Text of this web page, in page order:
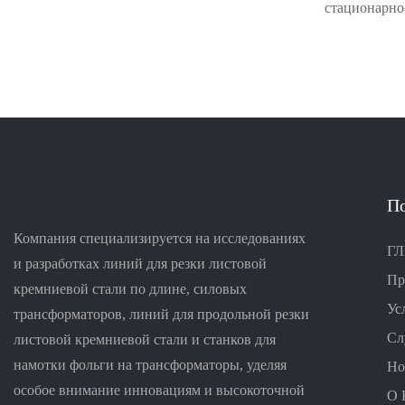
для
Компания специализируется на исследованиях
и разработках линий для резки листовой
кремниевой стали по длине, силовых
трансформаторов, линий для продольной резки
листовой кремниевой стали и станков для
намотки фольги на трансформаторы, уделяя
особое внимание инновациям и высокоточной
О